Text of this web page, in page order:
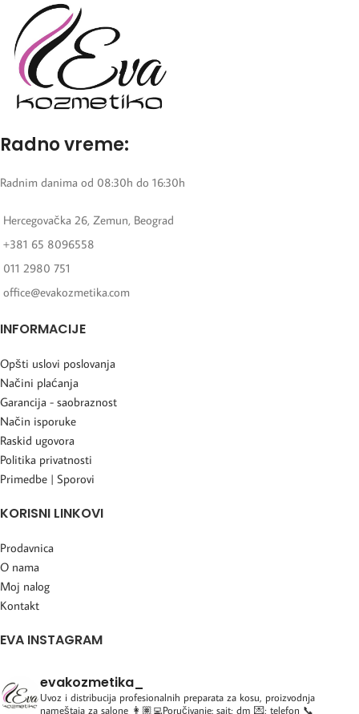
Radno vreme:
Radnim danima od 08:30h do 16:30h
Hercegovačka 26, Zemun, Beograd
+381 65 8096558
011 2980 751
office@evakozmetika.com
INFORMACIJE
Opšti uslovi poslovanja
Načini plaćanja
Garancija - saobraznost
Način isporuke
Raskid ugovora
Politika privatnosti
Primedbe | Sporovi
KORISNI LINKOVI
Prodavnica
O nama
Moj nalog
Kontakt
EVA INSTAGRAM
evakozmetika_
Uvoz i distribucija profesionalnih preparata za kosu, proizvodnja
nameštaja za salone 👩🏽‍💻Poručivanje: sajt; dm 💌; telefon 📞